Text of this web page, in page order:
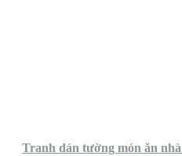
Tranh dán tường món ăn